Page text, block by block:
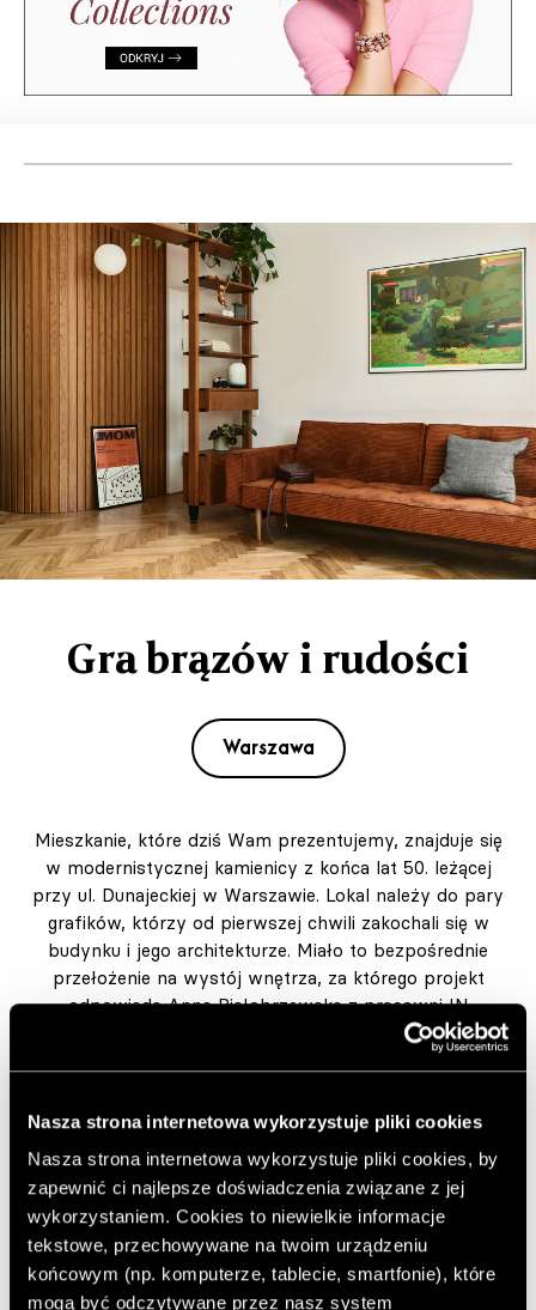
Nasza strona internetowa wykorzystuje pliki cookies
Nasza strona internetowa wykorzystuje pliki cookies, by
zapewnić ci najlepsze doświadczenia związane z jej
wykorzystaniem. Cookies to niewielkie informacje
tekstowe, przechowywane na twoim urządzeniu
końcowym (np. komputerze, tablecie, smartfonie), które
mogą być odczytywane przez nasz system
Gra brązów i rudości
Warszawa
Mieszkanie, które dziś Wam prezentujemy, znajduje się
w modernistycznej kamienicy z końca lat 50. leżącej
przy ul. Dunajeckiej w Warszawie. Lokal należy do pary
grafików, którzy od pierwszej chwili zakochali się w
budynku i jego architekturze. Miało to bezpośrednie
przełożenie na wystój wnętrza, za którego projekt
odpowiada Anna Białobrzewska z pracowni IN
Opublikowano: 19.03.2026
Zdjęcia: Tomo Yarmush
https://inarchitekci.pl/
Dekorimeble.pl
Dodaj do ulubionych artykułów